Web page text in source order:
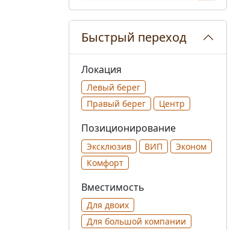
Быстрый переход
Локация
Левый берег
Правый берег
Центр
Позиционирование
Эксклюзив ВИП
Эконом
Комфорт
Вместимость
Для двоих
Для большой компании